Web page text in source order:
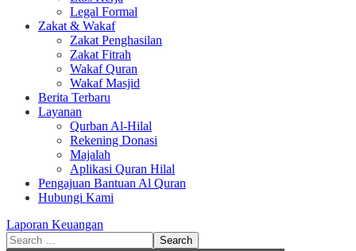
Legal Formal
Zakat & Wakaf
Zakat Penghasilan
Zakat Fitrah
Wakaf Quran
Wakaf Masjid
Berita Terbaru
Layanan
Qurban Al-Hilal
Rekening Donasi
Majalah
Aplikasi Quran Hilal
Pengajuan Bantuan Al Quran
Hubungi Kami
Laporan Keuangan